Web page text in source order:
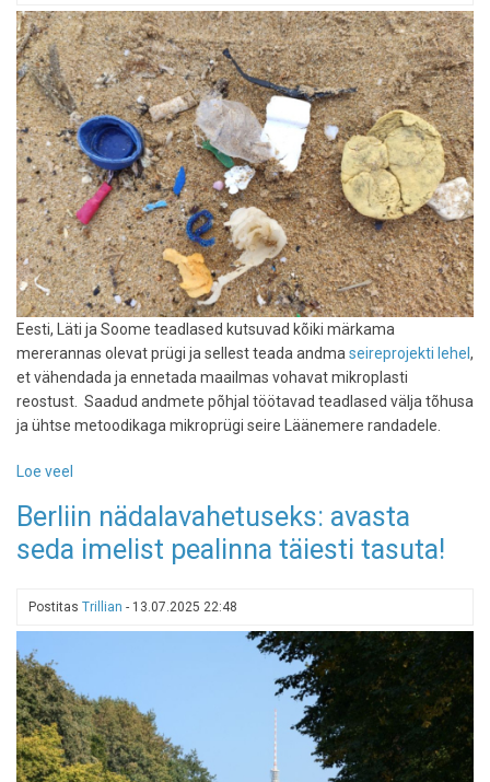
Eesti, Läti ja Soome teadlased kutsuvad kõiki märkama
mererannas olevat prügi ja sellest teada andma seireprojekti lehel ,
et vähendada ja ennetada maailmas vohavat mikroplasti
reostust. Saadud andmete põhjal töötavad teadlased välja tõhusa
ja ühtse metoodikaga mikroprügi seire Läänemere randadele.
Loe veel
teadustöös:
märka
ja
teada
Berliin nädalavahetuseks: avasta
seda imelist pealinna täiesti tasuta!
Postitas Trillian - 13.07.2025 22:48